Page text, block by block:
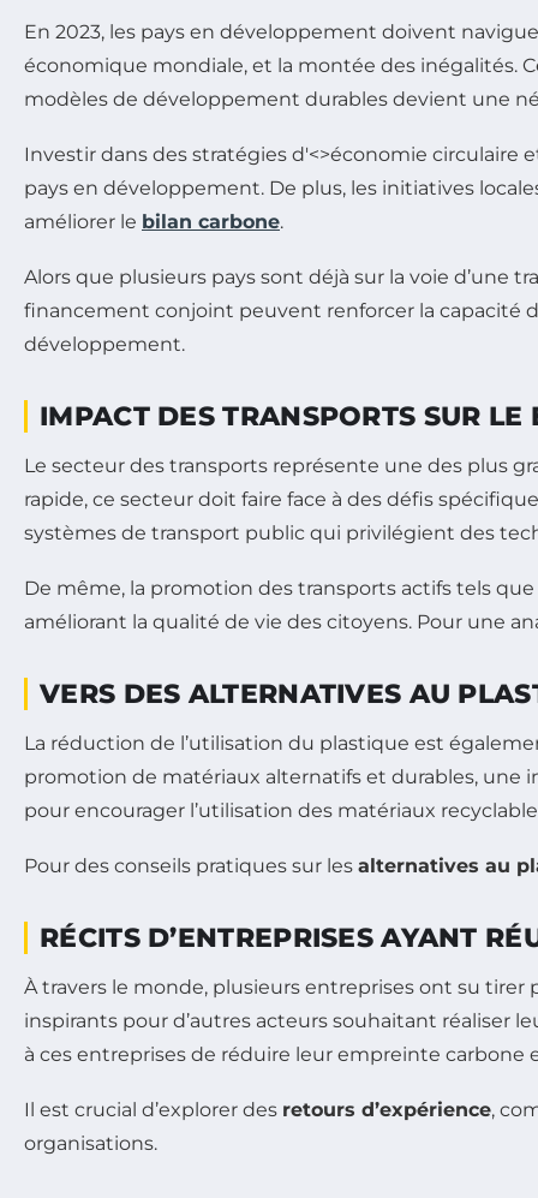
En 2023, les pays en développement doivent
économique mondiale, et la montée des inégalités.
modèles de développement durables devient une
Investir dans des stratégies d'<>économie
pays en développement. De plus, les initiatives
améliorer le bilan carbone.
Alors que plusieurs pays sont déjà sur la voie d’une
financement conjoint peuvent renforcer la capacité
développement.
IMPACT DES TRANSPORTS SUR
Le secteur des transports représente une des plus
rapide, ce secteur doit faire face à des défis
systèmes de transport public qui privilégient des
De même, la promotion des transports actifs tels
améliorant la qualité de vie des citoyens. Pour une
VERS DES ALTERNATIVES AU
La réduction de l’utilisation du plastique est
promotion de matériaux alternatifs et durables, une
pour encourager l’utilisation des matériaux
Pour des conseils pratiques sur les alternatives au
RÉCITS D’ENTREPRISES AYANT
À travers le monde, plusieurs entreprises ont su
inspirants pour d’autres acteurs souhaitant réaliser
à ces entreprises de réduire leur empreinte carbone
Il est crucial d’explorer des retours d’expérience,
organisations.